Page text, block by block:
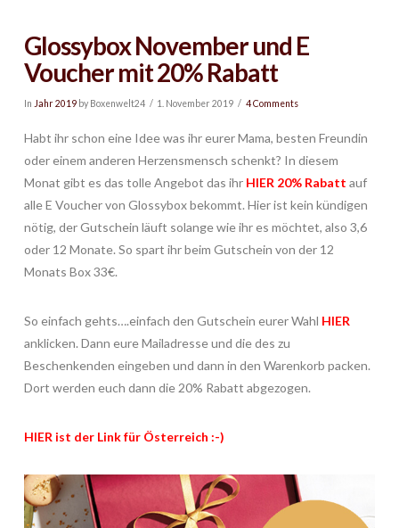
Glossybox November und E
Voucher mit 20% Rabatt
In Jahr 2019by Boxenwelt24 1. November 2019 4 Comments
Habt ihr schon eine Idee was ihr eurer Mama, besten Freundin
oder einem anderen Herzensmensch schenkt? In diesem
Monat gibt es das tolle Angebot das ihr HIER 20% Rabatt auf
alle E Voucher von Glossybox bekommt. Hier ist kein kündigen
nötig, der Gutschein läuft solange wie ihr es möchtet, also 3,6
oder 12 Monate. So spart ihr beim Gutschein von der 12
Monats Box 33€.
So einfach gehts….einfach den Gutschein eurer Wahl HIER
anklicken. Dann eure Mailadresse und die des zu
Beschenkenden eingeben und dann in den Warenkorb packen.
Dort werden euch dann die 20% Rabatt abgezogen.
HIER ist der Link für Österreich :-)